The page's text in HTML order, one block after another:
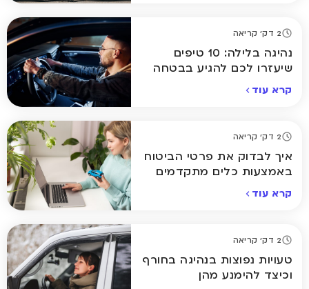
2 דק' קריאה
נהיגה בלילה: 10 טיפים
שיעזרו לכם להגיע בבטחה
קרא עוד
2 דק' קריאה
איך לבדוק את פרטי הביטוח
באמצעות כלים מתקדמים
קרא עוד
2 דק' קריאה
טעויות נפוצות בנהיגה בחורף
וכיצד להימנע מהן